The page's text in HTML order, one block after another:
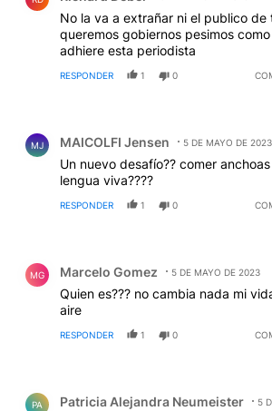
No la va a extrañar ni el publico de
queremos gobiernos pesimos
adhiere esta periodista
RESPONDER 1 0
MJ MAICOLFI Jensen 5 DE MAYO DE 2023
Un nuevo desafío?? comer
lengua viva????
RESPONDER 1 0
MG Marcelo Gomez 5 DE MAYO DE 2023
Quien es??? no cambia nada mi
aire
RESPONDER 1 0
PA Patricia Alejandra Neumeister 5